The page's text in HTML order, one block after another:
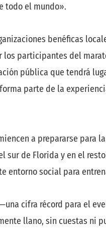
todo el mundo».
benéficas
los participantes del
pública que tendrá
parte de la
a prepararse para
de Florida y en el
entorno social para
cifra récord para el
llano, sin cuestas ni